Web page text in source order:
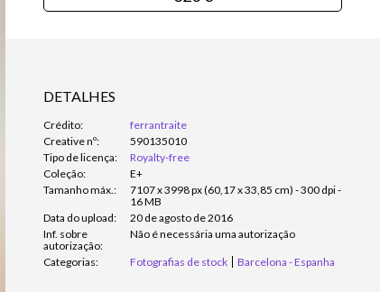
DETALHES
Crédito:
ferrantraite
Creative nº:
590135010
Tipo de licença:
Royalty-free
Coleção:
E+
Tamanho máx.:
7107 x 3998 px (60,17 x 33,85 cm) - 300 dpi -
16 MB
Data do upload:
20 de agosto de 2016
Inf. sobre
autorização:
Não é necessária uma autorização
Categorias: Fotografias de stock Barcelona - Espanha